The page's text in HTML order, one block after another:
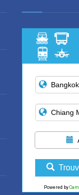
Powered by